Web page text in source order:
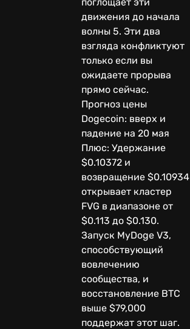
движения до начала
волны 5. Эти два
взгляда конфликтуют
только если вы
ожидаете прорыва
прямо сейчас.
Прогноз цены
Dogecoin: вверх и
падение на 20 мая
Плюс: Удержание
$0.10372 и
возвращение $0.10934
открывает кластер
FVG в диапазоне от
$0.113 до $0.130.
Запуск MyDoge V3,
способствующий
вовлечению
сообщества, и
восстановление BTC
выше $79,000
поддержат этот шаг.